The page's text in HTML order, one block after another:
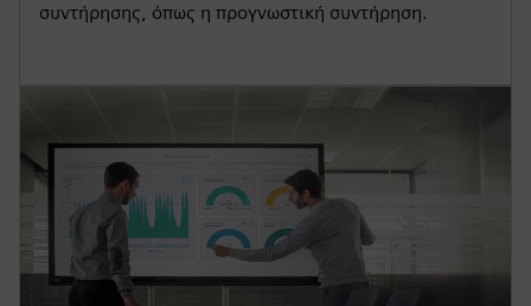
συντήρησης, όπως η προγνωστική συντήρηση.